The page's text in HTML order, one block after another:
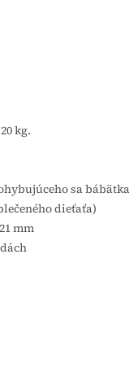
kg.
sa bábätka
dieťaťa)
mm